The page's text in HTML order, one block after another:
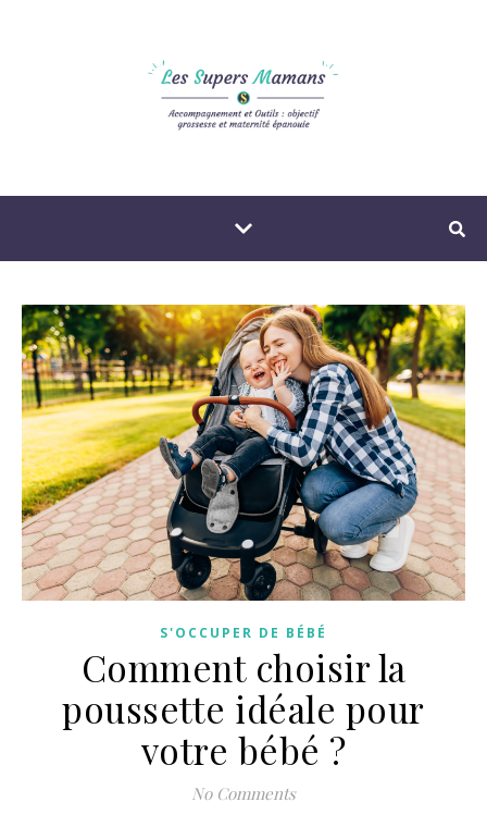
S'OCCUPER DE BÉBÉ
Comment choisir la
poussette idéale pour
votre bébé ?
No Comments